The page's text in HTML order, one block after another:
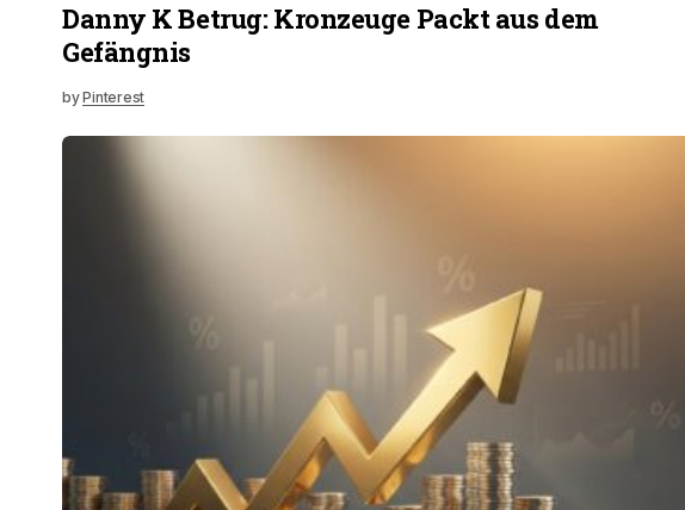
Danny K Betrug: Kronzeuge Packt aus dem
Gefängnis
byPinterest